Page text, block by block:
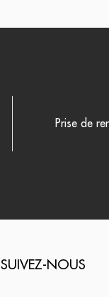
Prise de
SUIVEZ-NOUS